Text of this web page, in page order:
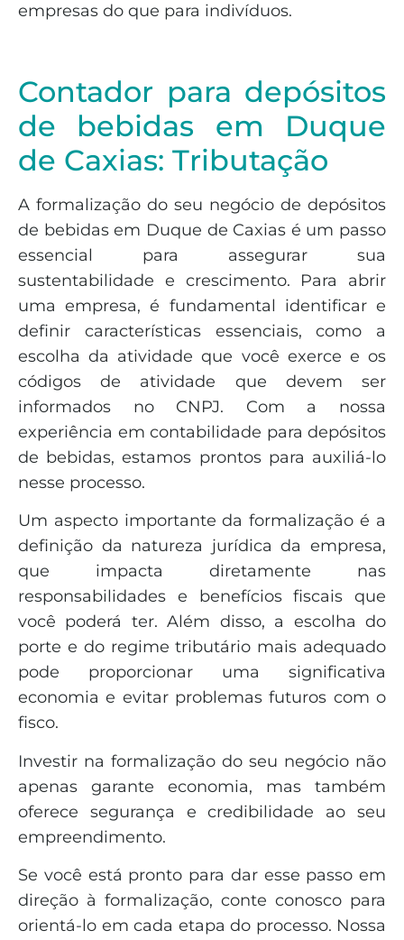
empresas do que para indivíduos.
Contador para depósitos
de bebidas em Duque
de Caxias: Tributação
A formalização do seu negócio de depósitos
de bebidas em Duque de Caxias é um passo
essencial para assegurar sua
sustentabilidade e crescimento. Para abrir
uma empresa, é fundamental identificar e
definir características essenciais, como a
escolha da atividade que você exerce e os
códigos de atividade que devem ser
informados no CNPJ. Com a nossa
experiência em contabilidade para depósitos
de bebidas, estamos prontos para auxiliá-lo
nesse processo.
Um aspecto importante da formalização é a
definição da natureza jurídica da empresa,
que impacta diretamente nas
responsabilidades e benefícios fiscais que
você poderá ter. Além disso, a escolha do
porte e do regime tributário mais adequado
pode proporcionar uma significativa
economia e evitar problemas futuros com o
fisco.
Investir na formalização do seu negócio não
apenas garante economia, mas também
oferece segurança e credibilidade ao seu
empreendimento.
Se você está pronto para dar esse passo em
direção à formalização, conte conosco para
orientá-lo em cada etapa do processo. Nossa